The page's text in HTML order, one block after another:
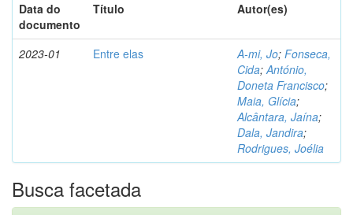
Data do
documento
Título Autor(es)
2023-01 Entre elas A-mi, Jo; Fonseca,
Cida;António,
Doneta Francisco;
Maia, Glícia;
Alcântara, Jaína;
Dala, Jandira;
Rodrigues, Joélia
Busca facetada